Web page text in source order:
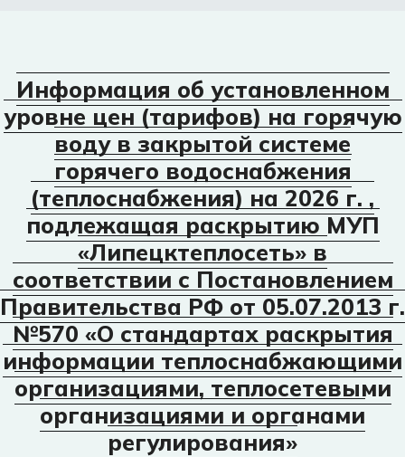
Информация об установленном
уровне цен (тарифов) на горячую
воду в закрытой системе
горячего водоснабжения
(теплоснабжения) на 2026 г. ,
подлежащая раскрытию МУП
«Липецктеплосеть» в
соответствии с Постановлением
Правительства РФ от 05.07.2013 г.
№570 «О стандартах раскрытия
информации теплоснабжающими
организациями, теплосетевыми
организациями и органами
регулирования»